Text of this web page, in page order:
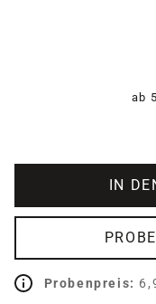
ab
IN
Probenpreis: